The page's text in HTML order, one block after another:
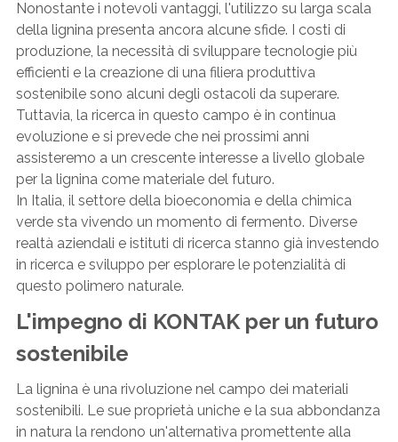
Nonostante i notevoli vantaggi, l'utilizzo su larga scala
della lignina presenta ancora alcune sfide. I costi di
produzione, la necessità di sviluppare tecnologie più
efficienti e la creazione di una filiera produttiva
sostenibile sono alcuni degli ostacoli da superare.
Tuttavia, la ricerca in questo campo è in continua
evoluzione e si prevede che nei prossimi anni
assisteremo a un crescente interesse a livello globale
per la lignina come materiale del futuro.
In Italia, il settore della bioeconomia e della chimica
verde sta vivendo un momento di fermento. Diverse
realtà aziendali e istituti di ricerca stanno già investendo
in ricerca e sviluppo per esplorare le potenzialità di
questo polimero naturale.
L'impegno di KONTAK per un futuro
sostenibile
La lignina è una rivoluzione nel campo dei materiali
sostenibili. Le sue proprietà uniche e la sua abbondanza
in natura la rendono un'alternativa promettente alla